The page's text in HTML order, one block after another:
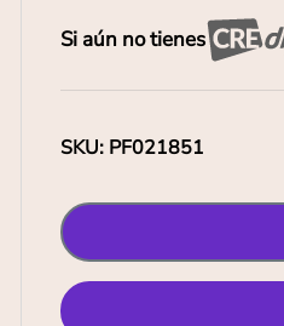
Si aún no tienes
SKU: PF021851